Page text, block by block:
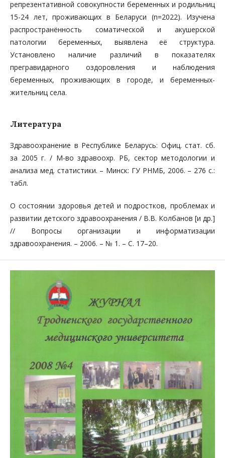
репрезентативной совокупности беременных и родильниц
15-24 лет, проживающих в Беларуси (n=2022). Изучена
распространённость соматической и акушерской
патологии беременных, выявлена её структура.
Установлено наличие различий в показателях
прегравидарного оздоровления и наблюдения
беременных, проживающих в городе, и беременных-
жительниц села.
Литература
Здравоохранение в Республике Беларусь: Офиц. стат. сб.
за 2005 г. / М-во здравоохр. РБ, сектор методологии и
анализа мед. статистики. – Минск: ГУ РНМБ, 2006. – 276 с.:
табл.
О состоянии здоровья детей и подростков, проблемах и
развитии детского здравоохранения / В.В. Колбанов [и др.]
// Вопросы организации и информатизации
здравоохранения. – 2006. – № 1. – С. 17–20.